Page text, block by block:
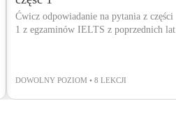
Ćwicz odpowiadanie na pytania z części
1 z egzaminów IELTS z poprzednich lat
DOWOLNY POZIOM • 8 LEKCJI